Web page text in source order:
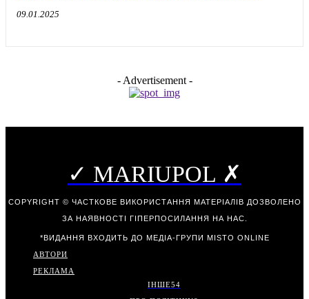
09.01.2025
- Advertisement -
✓ MARIUPOL ✗
COPYRIGHT © ЧАСТКОВЕ ВИКОРИСТАННЯ МАТЕРІАЛІВ ДОЗВОЛЕНО
ЗА НАЯВНОСТІ ГІПЕРПОСИЛАННЯ НА НАС.
*ВИДАННЯ ВХОДИТЬ ДО МЕДІА-ГРУПИ MISTO ONLINE
АВТОРИ
РЕКЛАМА
ІНШЕ54